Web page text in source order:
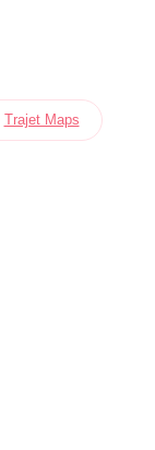
Trajet Maps